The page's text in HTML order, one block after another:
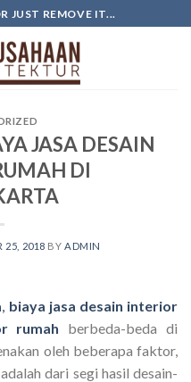
JUST REMOVE IT...
JASA DESAIN
DI
25, 2018 BY ADMIN
biaya jasa desain interior
rumah berbeda-beda di
oleh beberapa faktor,
dari segi hasil desain-